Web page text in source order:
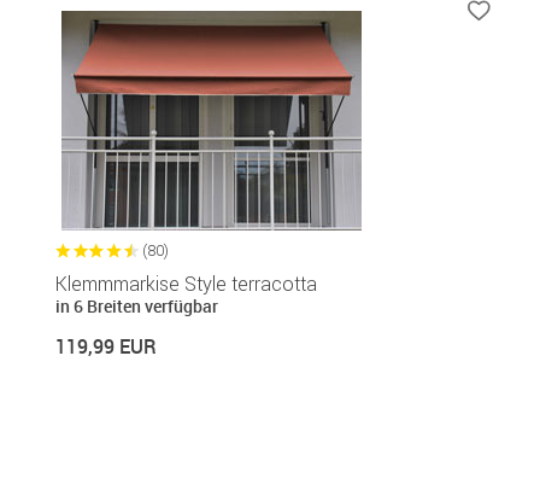
(80)
Klemmmarkise Style terracotta
in 6 Breiten verfügbar
119,99 EUR